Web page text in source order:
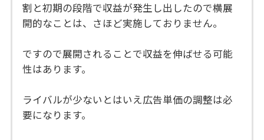
割と初期の段階で収益が発生し出したので横展
開的なことは、さほど実施しておりません。
ですので展開されることで収益を伸ばせる可能
性はあります。
ライバルが少ないとはいえ広告単価の調整は必
要になります。